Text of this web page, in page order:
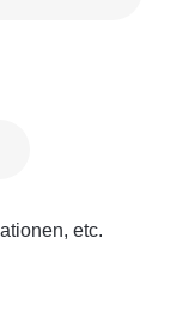
etc.